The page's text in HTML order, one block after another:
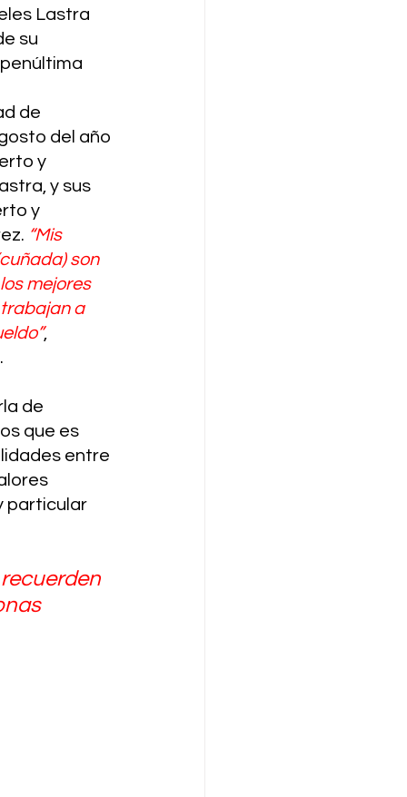
Lastra
su
de
del año
y
y sus
y
“Mis
son
mejores
trabajan a
,
de
que es
entre
particular